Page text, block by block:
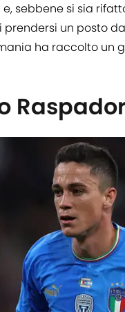
e, sebbene si sia
un posto
ha raccolto un